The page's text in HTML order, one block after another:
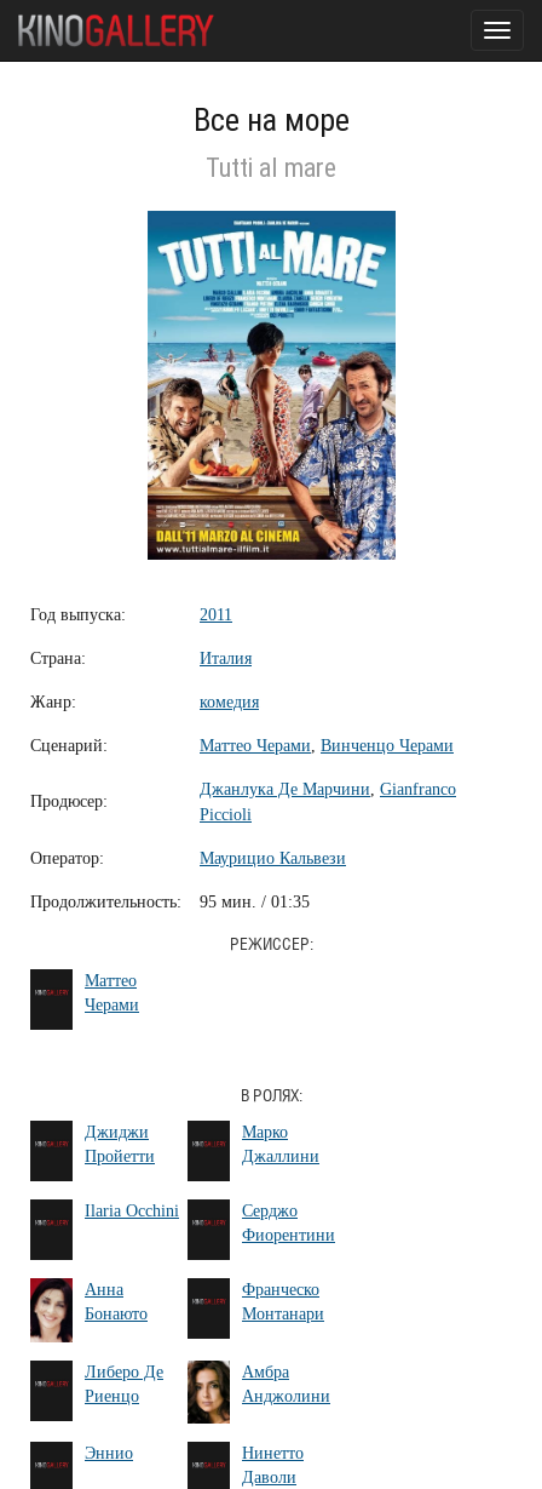
Все на море
Tutti al mare
Год выпуска: 2011
Страна: Италия
Жанр: комедия
Сценарий: Маттео Черами, Винченцо Черами
Продюсер:
Джанлука Де Марчини, Gianfranco
Piccioli
Оператор: Маурицио Кальвези
Продолжительность: 95 мин. / 01:35
РЕЖИССЕР:
Маттео
Черами
В РОЛЯХ:
Джиджи
Пройетти
Марко
Джаллини
Ilaria Occhini
Серджо
Фиорентини
Анна
Бонаюто
Франческо
Монтанари
Либеро Де
Риенцо
Амбра
Анджолини
Эннио
Нинетто
Даволи